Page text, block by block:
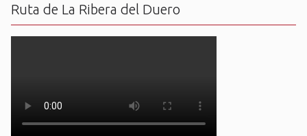
Ruta de La Ribera del Duero